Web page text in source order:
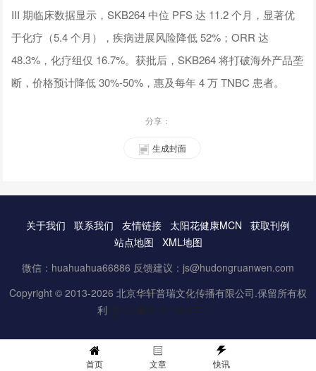
III 期临床数据显示，SKB264 中位 PFS 达 11.2 个月，显著优
于化疗（5.4 个月），疾病进展风险降低 52%；ORR 达
48.3%，化疗组仅 16.7%。获批后，SKB264 将打破海外产品垄
断，价格预计降低 30%-50%，惠及每年 4 万 TNBC 患者。
分享：
生成封面
关于我们 联系我们 友情链接 太阳花健康MCN
获取刊例
站点地图
XML地图
微信：huahuahua66886 反馈建议：js@hudongruanwen.com
Copyright © 2013-2026 北京华轩普瑞文化传播有限公司.保留所有权
利 京ICP备16061888号-3
首页 文章 快讯